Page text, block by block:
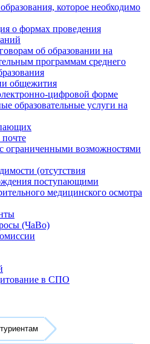
которое необходимо
о формах проведения
об образовании на
программам среднего
общежития
цифровой форме
образовательные услуги на
ограниченными возможностями
(отсутствия
поступающими
медицинского осмотра
(ЧаВо)
в СПО